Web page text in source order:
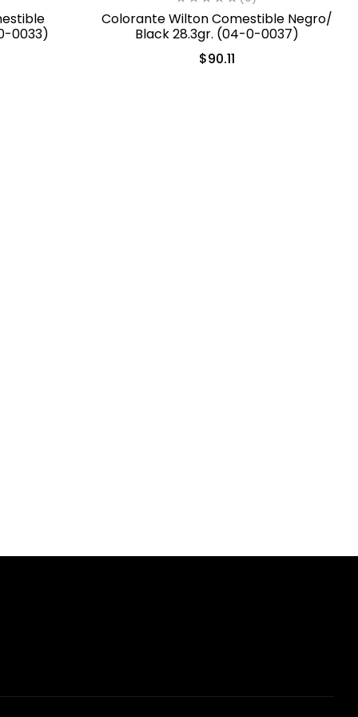
0033)
Colorante Wilton Comestible Negro/
Black 28.3gr. (04-0-0037)
$90.11